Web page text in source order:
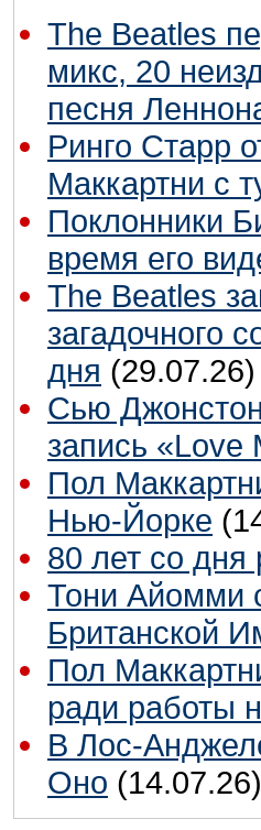
The Beatles
микс, 20
песня
Ринго Старр
Маккартни с
Поклонники
время его
The Beatles
загадочного
дня (29.07.26)
Сью
запись «Love
Пол
Нью-Йорке
80 лет со
Тони Айомми
Британской
Пол
ради работы
В Лос-
Оно (14.07.26)